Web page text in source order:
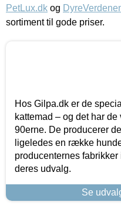
PetLux.dk og
sortiment til gode priser.
Hos Gilpa.dk er de
kattemad – og det har
90erne. De producerer
ligeledes en række
producenternes
deres udvalg.
Se